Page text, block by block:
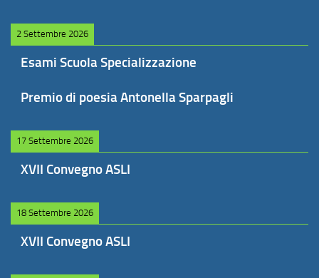
2 Settembre 2026
Esami Scuola Specializzazione
Premio di poesia Antonella Sparpagli
17 Settembre 2026
XVII Convegno ASLI
18 Settembre 2026
XVII Convegno ASLI